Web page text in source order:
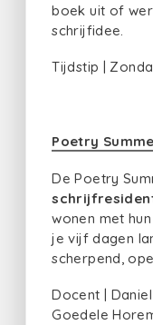
boek uit of
schrijfidee.
Tijdstip |
Poetry
De Poetry
wonen met
je vijf dagen
scherpend,
Docent |
Goedele